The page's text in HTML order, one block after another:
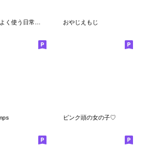
おやじえもじ
ピンク頭の女の子♡